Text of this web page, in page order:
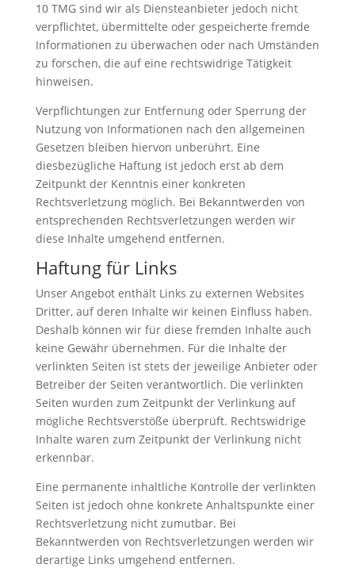
10 TMG sind wir als Diensteanbieter jedoch nicht
verpflichtet, übermittelte oder gespeicherte fremde
Informationen zu überwachen oder nach Umständen
zu forschen, die auf eine rechtswidrige Tätigkeit
hinweisen.
Verpflichtungen zur Entfernung oder Sperrung der
Nutzung von Informationen nach den allgemeinen
Gesetzen bleiben hiervon unberührt. Eine
diesbezügliche Haftung ist jedoch erst ab dem
Zeitpunkt der Kenntnis einer konkreten
Rechtsverletzung möglich. Bei Bekanntwerden von
entsprechenden Rechtsverletzungen werden wir
diese Inhalte umgehend entfernen.
Haftung für Links
Unser Angebot enthält Links zu externen Websites
Dritter, auf deren Inhalte wir keinen Einfluss haben.
Deshalb können wir für diese fremden Inhalte auch
keine Gewähr übernehmen. Für die Inhalte der
verlinkten Seiten ist stets der jeweilige Anbieter oder
Betreiber der Seiten verantwortlich. Die verlinkten
Seiten wurden zum Zeitpunkt der Verlinkung auf
mögliche Rechtsverstöße überprüft. Rechtswidrige
Inhalte waren zum Zeitpunkt der Verlinkung nicht
erkennbar.
Eine permanente inhaltliche Kontrolle der verlinkten
Seiten ist jedoch ohne konkrete Anhaltspunkte einer
Rechtsverletzung nicht zumutbar. Bei
Bekanntwerden von Rechtsverletzungen werden wir
derartige Links umgehend entfernen.